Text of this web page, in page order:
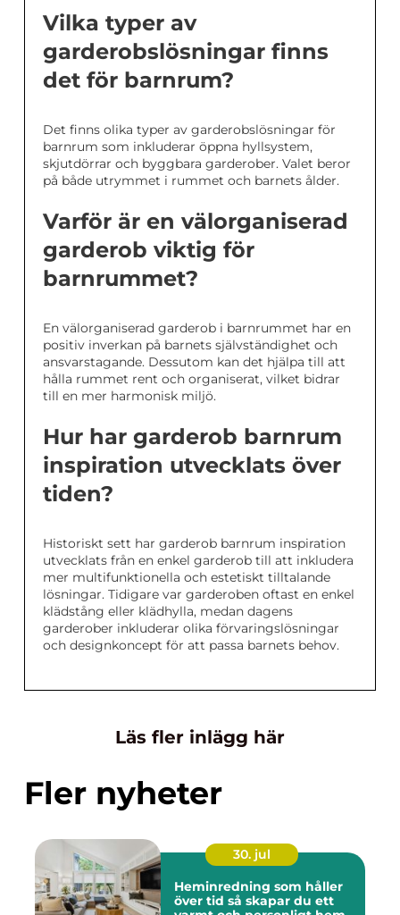
Vilka typer av
garderobslösningar finns
det för barnrum?
Det finns olika typer av garderobslösningar för
barnrum som inkluderar öppna hyllsystem,
skjutdörrar och byggbara garderober. Valet beror
på både utrymmet i rummet och barnets ålder.
Varför är en välorganiserad
garderob viktig för
barnrummet?
En välorganiserad garderob i barnrummet har en
positiv inverkan på barnets självständighet och
ansvarstagande. Dessutom kan det hjälpa till att
hålla rummet rent och organiserat, vilket bidrar
till en mer harmonisk miljö.
Hur har garderob barnrum
inspiration utvecklats över
tiden?
Historiskt sett har garderob barnrum inspiration
utvecklats från en enkel garderob till att inkludera
mer multifunktionella och estetiskt tilltalande
lösningar. Tidigare var garderoben oftast en enkel
klädstång eller klädhylla, medan dagens
garderober inkluderar olika förvaringslösningar
och designkoncept för att passa barnets behov.
Läs fler inlägg här
Fler nyheter
30. jul
Heminredning som håller
över tid så skapar du ett